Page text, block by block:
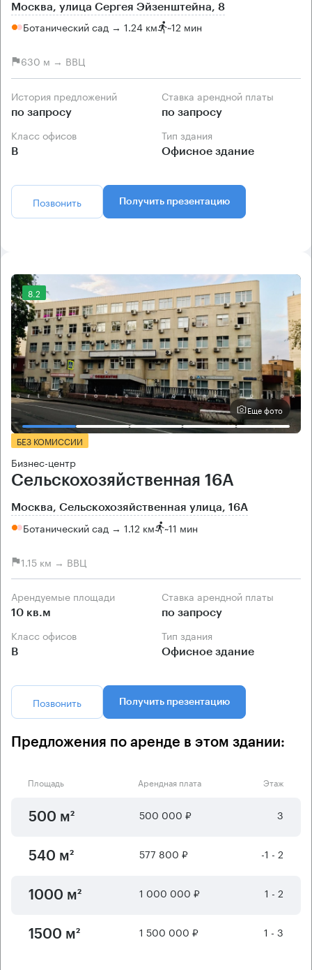
Москва, улица Сергея Эйзенштейна, 8
Ботанический сад → 1.24 км ~12 мин
630 м → ВВЦ
История предложений
по запросу
Ставка арендной платы
по запросу
Класс офисов
B
Тип здания
Офисное здание
Позвонить Получить презентацию
8.2
Еще фото
БЕЗ КОМИССИИ
Бизнес-центр
Сельскохозяйственная 16А
Москва, Сельскохозяйственная улица, 16А
Ботанический сад → 1.12 км ~11 мин
1.15 км → ВВЦ
Арендуемые площади
10 кв.м
Ставка арендной платы
по запросу
Класс офисов
B
Тип здания
Офисное здание
Позвонить Получить презентацию
Предложения по аренде в этом здании:
Площадь Арендная плата Этаж
500 м² 500 000 ₽ 3
540 м² 577 800 ₽ -1 - 2
1000 м² 1 000 000 ₽ 1 - 2
1500 м² 1 500 000 ₽ 1 - 3